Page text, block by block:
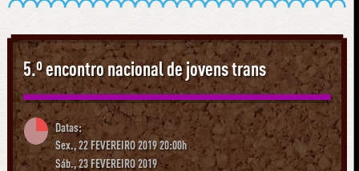
5.º encontro nacional de jovens trans
Datas:
Sex., 22 FEVEREIRO 2019 20:00h
Sáb., 23 FEVEREIRO 2019